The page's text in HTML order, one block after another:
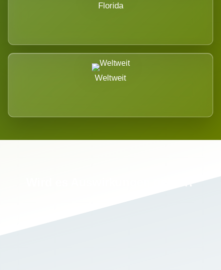
Florida
Weltweit
Wird es Auswirkungen geben?